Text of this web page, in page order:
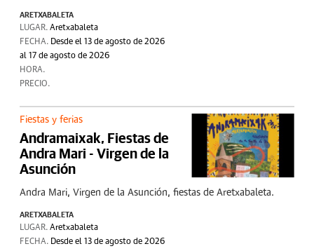
ARETXABALETA
LUGAR. Aretxabaleta
FECHA. Desde el 13 de agosto de 2026
al 17 de agosto de 2026
HORA.
PRECIO.
Fiestas y ferias
Andramaixak, Fiestas de
Andra Mari - Virgen de la
Asunción
Andra Mari, Virgen de la Asunción, fiestas de Aretxabaleta.
ARETXABALETA
LUGAR. Aretxabaleta
FECHA. Desde el 13 de agosto de 2026